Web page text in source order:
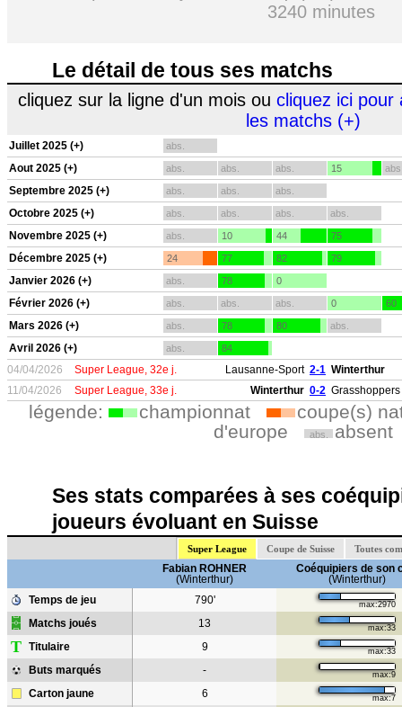
3240 minutes
Le détail de tous ses matchs
cliquez sur la ligne d'un mois ou cliquez ici pour
les matchs (+)
Juillet 2025 (+) abs.
Aout 2025 (+) abs. abs. abs. 15
Septembre 2025 (+) abs. abs. abs.
Octobre 2025 (+) abs. abs. abs. abs.
Novembre 2025 (+) abs. 10 44 75
Décembre 2025 (+) 24 77 82 79
Janvier 2026 (+) abs. 78 0
Février 2026 (+) abs. abs. abs. 0 60
Mars 2026 (+) abs. 78 80 abs.
Avril 2026 (+) abs. 84
04/04/2026 Super League, 32e j. Lausanne-Sport 2-1 Winterthur
11/04/2026
Super League, 33e j. Winterthur 0-2
légende: championnat
coupe(s)
d'europe
abs. absent
Ses stats comparées à ses
joueurs évoluant en Suisse
Super League Coupe de Suisse Toutes
Fabian ROHNER
(Winterthur)
Coéquipiers de son
(Winterthur)
Temps de jeu
790' max:2970
Matchs joués 13 max:33
T Titulaire 9 max:33
Buts marqués - max:9
Carton jaune 6 max:7